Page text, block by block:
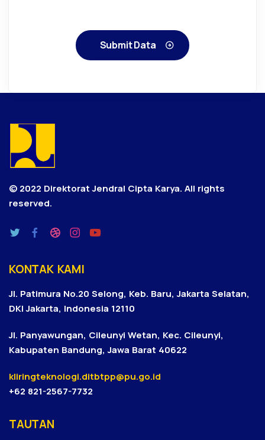
Submit Data
© 2022 Direktorat Jendral Cipta Karya. All rights
reserved.
KONTAK KAMI
Jl. Patimura No.20 Selong, Keb. Baru, Jakarta Selatan,
DKI Jakarta, Indonesia 12110
Jl. Panyawungan, Cileunyi Wetan, Kec. Cileunyi,
Kabupaten Bandung, Jawa Barat 40622
kliringteknologi.ditbtpp@pu.go.id
+62 821-2567-7732
TAUTAN